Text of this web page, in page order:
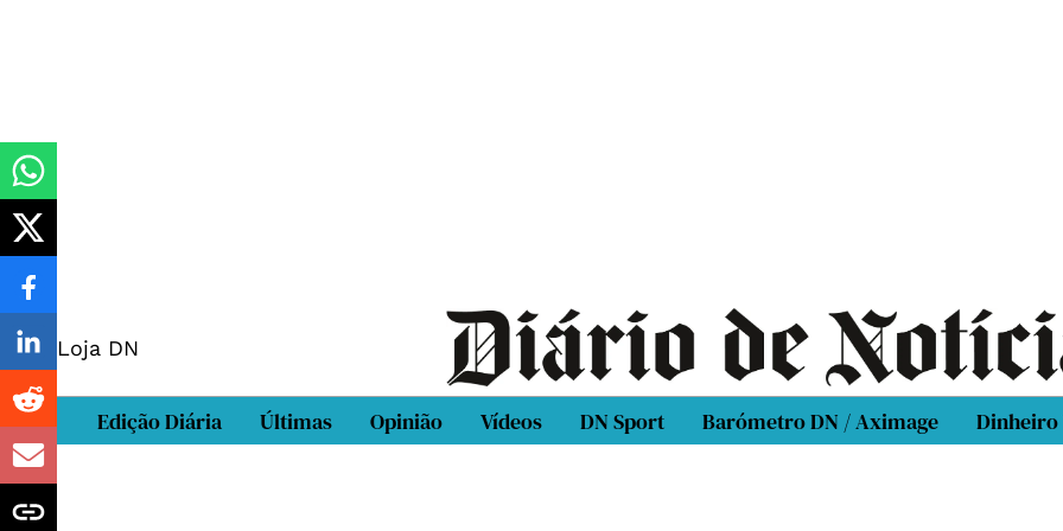
Loja DN
Edição Diária Últimas Opinião Vídeos DN Sport Barómetro DN / Aximage Dinheiro